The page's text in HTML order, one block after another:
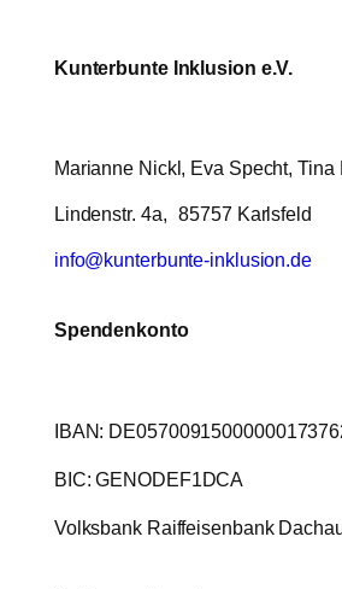
Kunterbunte Inklusion e.V.
Marianne Nickl, Eva Specht, Tina
Lindenstr. 4a, 85757 Karlsfeld
info@kunterbunte-inklusion.de
Spendenkonto
IBAN:
BIC: GENODEF1DCA
Volksbank Raiffeisenbank